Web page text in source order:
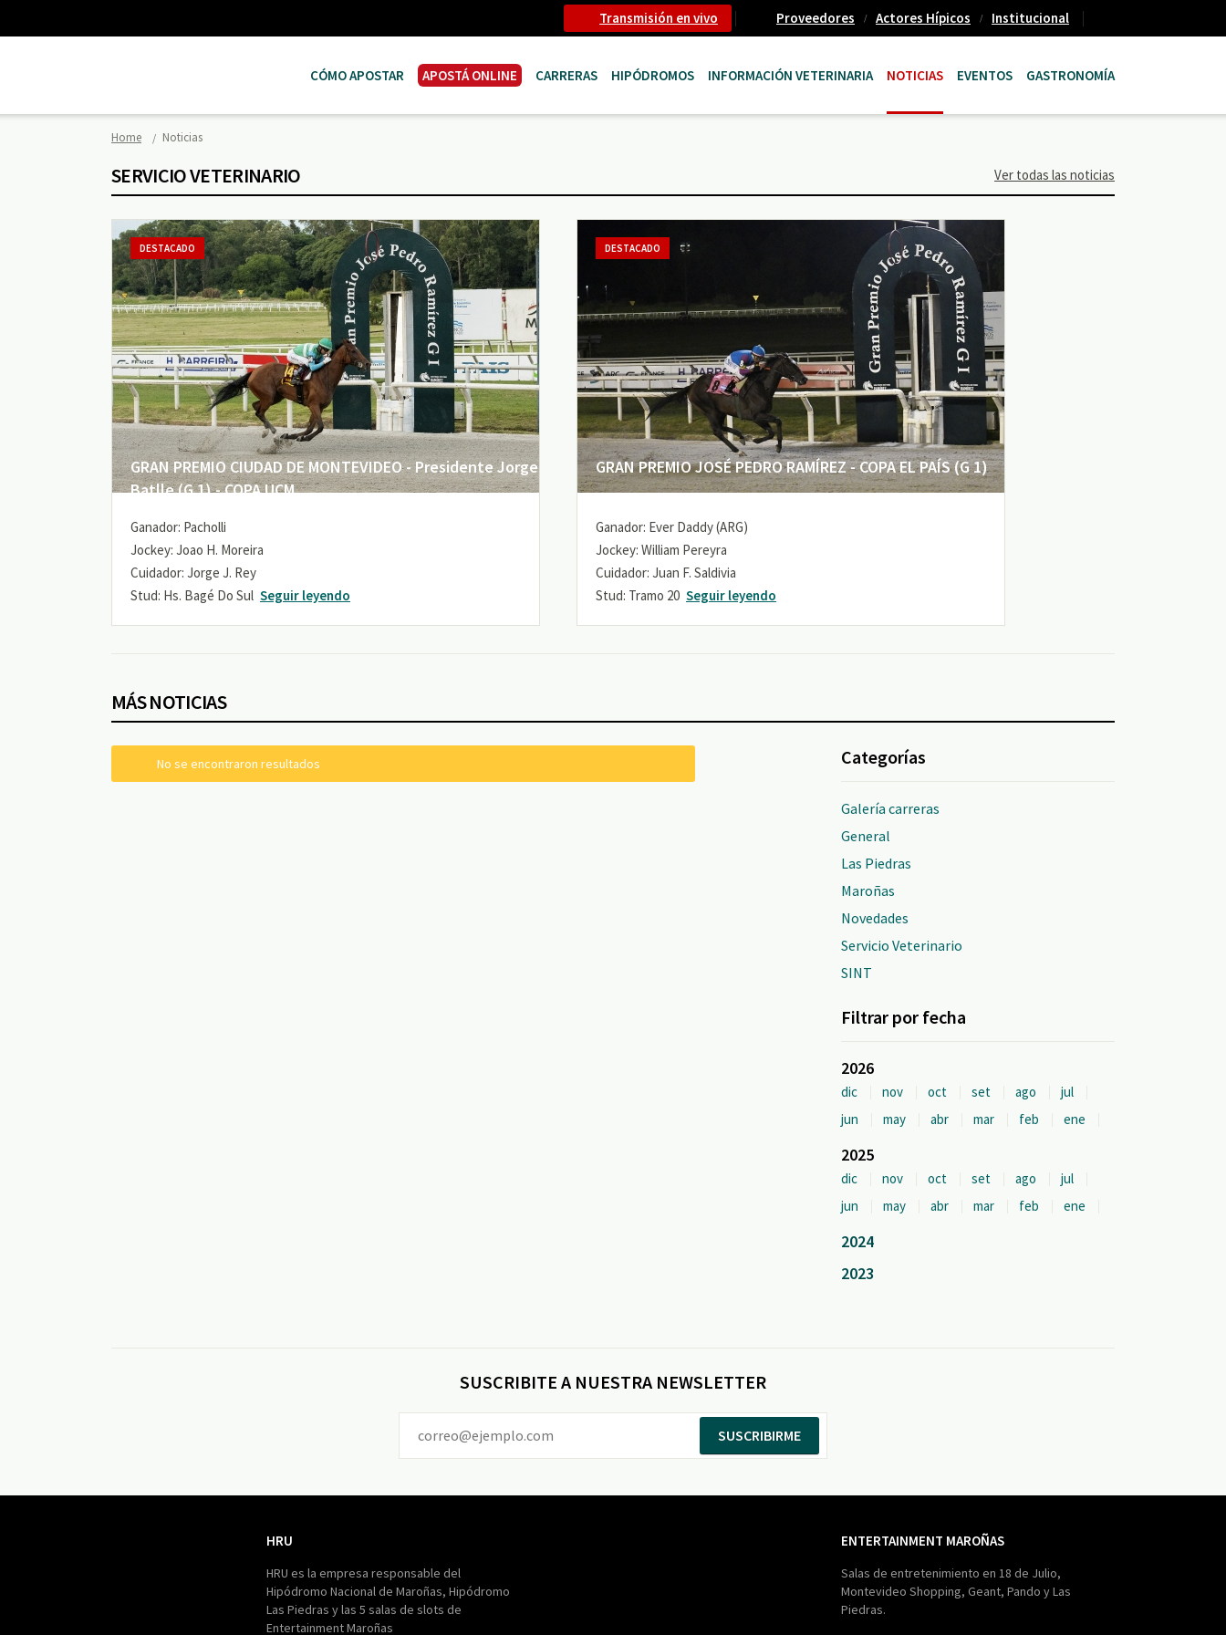
Transmisión en vivo Proveedores Actores Hípicos Institucional
CÓMO APOSTAR APOSTÁ ONLINE CARRERAS HIPÓDROMOS INFORMACIÓN VETERINARIA NOTICIAS EVENTOS GASTRONOMÍA
Home Noticias
SERVICIO VETERINARIO Ver todas las noticias
GRAN PREMIO CIUDAD DE MONTEVIDEO - Presidente Jorge
Batlle (G 1) - COPA UCM
DESTACADO
Ganador: Pacholli
Jockey: Joao H. Moreira
Cuidador: Jorge J. Rey
Stud: Hs. Bagé Do Sul Seguir leyendo
GRAN PREMIO JOSÉ PEDRO RAMÍREZ - COPA EL PAÍS (G 1)
DESTACADO
Ganador: Ever Daddy (ARG)
Jockey: William Pereyra
Cuidador: Juan F. Saldivia
Stud: Tramo 20 Seguir leyendo
MÁS NOTICIAS
No se encontraron resultados Categorías
Galería carreras
General
Las Piedras
Maroñas
Novedades
Servicio Veterinario
SINT
Filtrar por fecha
2026
dic nov oct set ago
jul
jun
may abr mar feb ene
2025
dic nov oct set ago
jul
jun
may abr mar feb ene
2024
2023
SUSCRIBITE A NUESTRA NEWSLETTER
SUSCRIBIRME
HRU
HRU es la empresa responsable del
Hipódromo Nacional de Maroñas, Hipódromo
Las Piedras y las 5 salas de slots de
Entertainment Maroñas
ENTERTAINMENT MAROÑAS
Salas de entretenimiento en 18 de Julio,
Montevideo Shopping, Geant, Pando y Las
Piedras.